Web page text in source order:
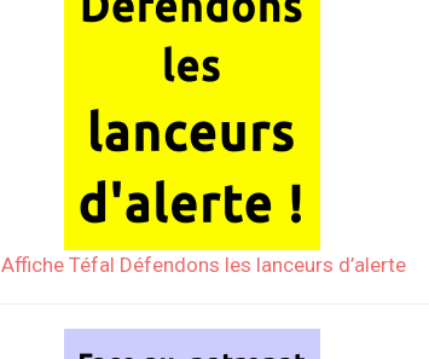
Affiche Téfal Défendons les lanceurs d’alerte